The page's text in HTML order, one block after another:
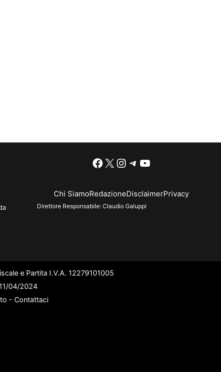
Facebook
X Instagram
Telegram
YouTube
Chi SiamoRedazioneDisclaimerPrivacy
Direttore Responsabile: Claudio Galuppi
e Partita I.V.A. 12279101005
04/2024
- Contattaci